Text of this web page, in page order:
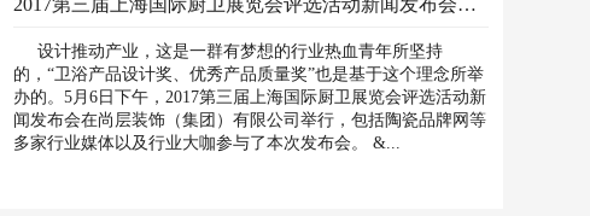
2017第三届上海国际厨卫展览会评选活动新闻发布会圆满举办
设计推动产业，这是一群有梦想的行业热血青年所坚持
的，“卫浴产品设计奖、优秀产品质量奖”也是基于这个理念所举
办的。5月6日下午，2017第三届上海国际厨卫展览会评选活动新
闻发布会在尚层装饰（集团）有限公司举行，包括陶瓷品牌网等
多家行业媒体以及行业大咖参与了本次发布会。 &...